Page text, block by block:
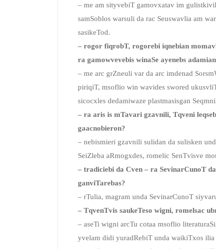
– me am sityvebiT gamovxatav im
samSoblos warsuli da rac Seuswavlia am
sasikeTod.
– rogor fiqrobT, rogorebi iqnebian
ra gamowvevebis winaSe ayenebs
– me arc grZneuli var da arc imdenad
piriqiT, msoflio win wavides swored
sicocxles dedamiwaze plastmasisgan
– ra aris is mTavari gzavnili, Tqveni
gaacnobieron?
– nebismieri gzavnili sulidan da sulisken
SeiZleba aRmogxdes, romelic SenTvisve
– tradiciebi da Cven – ra SevinarCunoT
ganviTarebas?
– rTulia, magram unda SevinarCunoT
– TqvenTvis saukeTeso wigni, romelsac
– aseTi wigni arcTu cotaa msoflio
yvelam didi yuradRebiT unda waikiTxos